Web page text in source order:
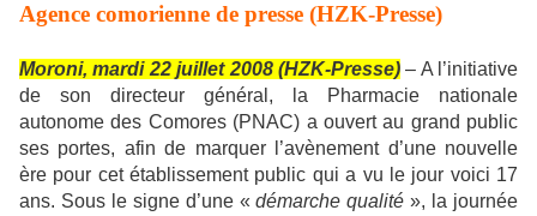
Agence comorienne de presse (HZK-Presse)
Moroni, mardi 22 juillet 2008 (HZK-Presse)– A l’initiative
de son directeur général, la Pharmacie nationale
autonome des Comores (PNAC) a ouvert au grand public
ses portes, afin de marquer l’avènement d’une nouvelle
ère pour cet établissement public qui a vu le jour voici 17
ans. Sous le signe d’une «démarche qualité », la journée